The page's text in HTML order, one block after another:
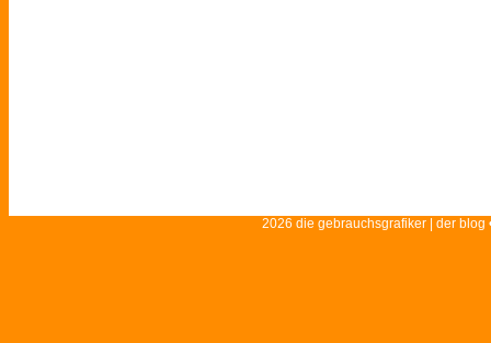
2026 die gebrauchsgrafiker | der blog